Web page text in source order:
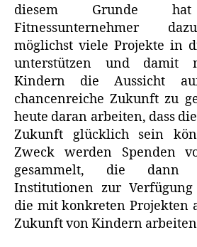
diesem Grunde
Fitnessunternehmer
möglichst viele Projekte in
unterstützen und damit
Kindern die Aussicht
chancenreiche Zukunft zu
heute daran arbeiten, dass
Zukunft glücklich sein
Zweck werden Spenden
gesammelt, die dann
Institutionen zur
die mit konkreten Projekten
Zukunft von Kindern